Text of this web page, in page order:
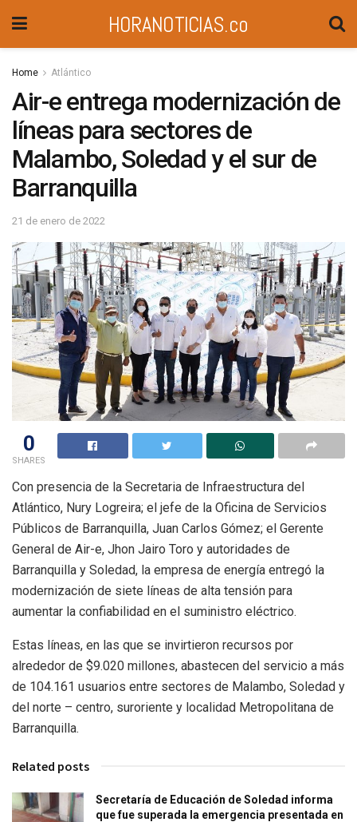
HORANOTICIAS.co
Home Atlántico
Air-e entrega modernización de
líneas para sectores de
Malambo, Soledad y el sur de
Barranquilla
21 de enero de 2022
0
SHARES
Con presencia de la Secretaria de Infraestructura del
Atlántico, Nury Logreira; el jefe de la Oficina de Servicios
Públicos de Barranquilla, Juan Carlos Gómez; el Gerente
General de Air-e, Jhon Jairo Toro y autoridades de
Barranquilla y Soledad, la empresa de energía entregó la
modernización de siete líneas de alta tensión para
aumentar la confiabilidad en el suministro eléctrico.
Estas líneas, en las que se invirtieron recursos por
alrededor de $9.020 millones, abastecen del servicio a más
de 104.161 usuarios entre sectores de Malambo, Soledad y
del norte – centro, suroriente y localidad Metropolitana de
Barranquilla.
Related posts
Secretaría de Educación de Soledad informa
que fue superada la emergencia presentada en